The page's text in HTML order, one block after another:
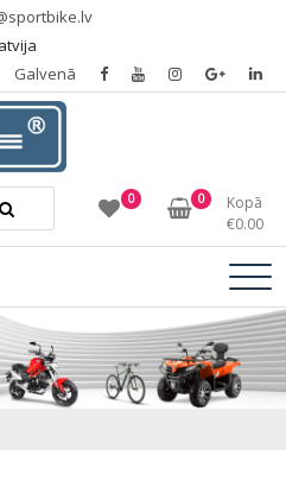
Galvenā
0 0
Kopā
€0.00